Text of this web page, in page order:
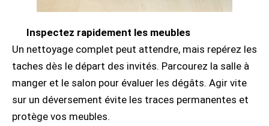
Inspectez rapidement les meubles
Un nettoyage complet peut attendre, mais repérez les
taches dès le départ des invités. Parcourez la salle à
manger et le salon pour évaluer les dégâts. Agir vite
sur un déversement évite les traces permanentes et
protège vos meubles.